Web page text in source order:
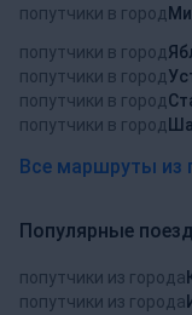
попутчики в город
попутчики в город
попутчики в город
попутчики в город
попутчики в город
Все маршруты из
Популярные
попутчики из города
попутчики из города